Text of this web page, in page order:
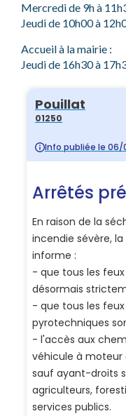
Mercredi de 9h à
Jeudi de 10h00 à
Accueil à la mairie :
Jeudi de 16h30 à